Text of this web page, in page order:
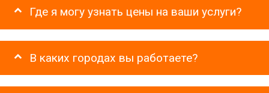
Где я могу узнать цены на ваши услуги?
В каких городах вы работаете?